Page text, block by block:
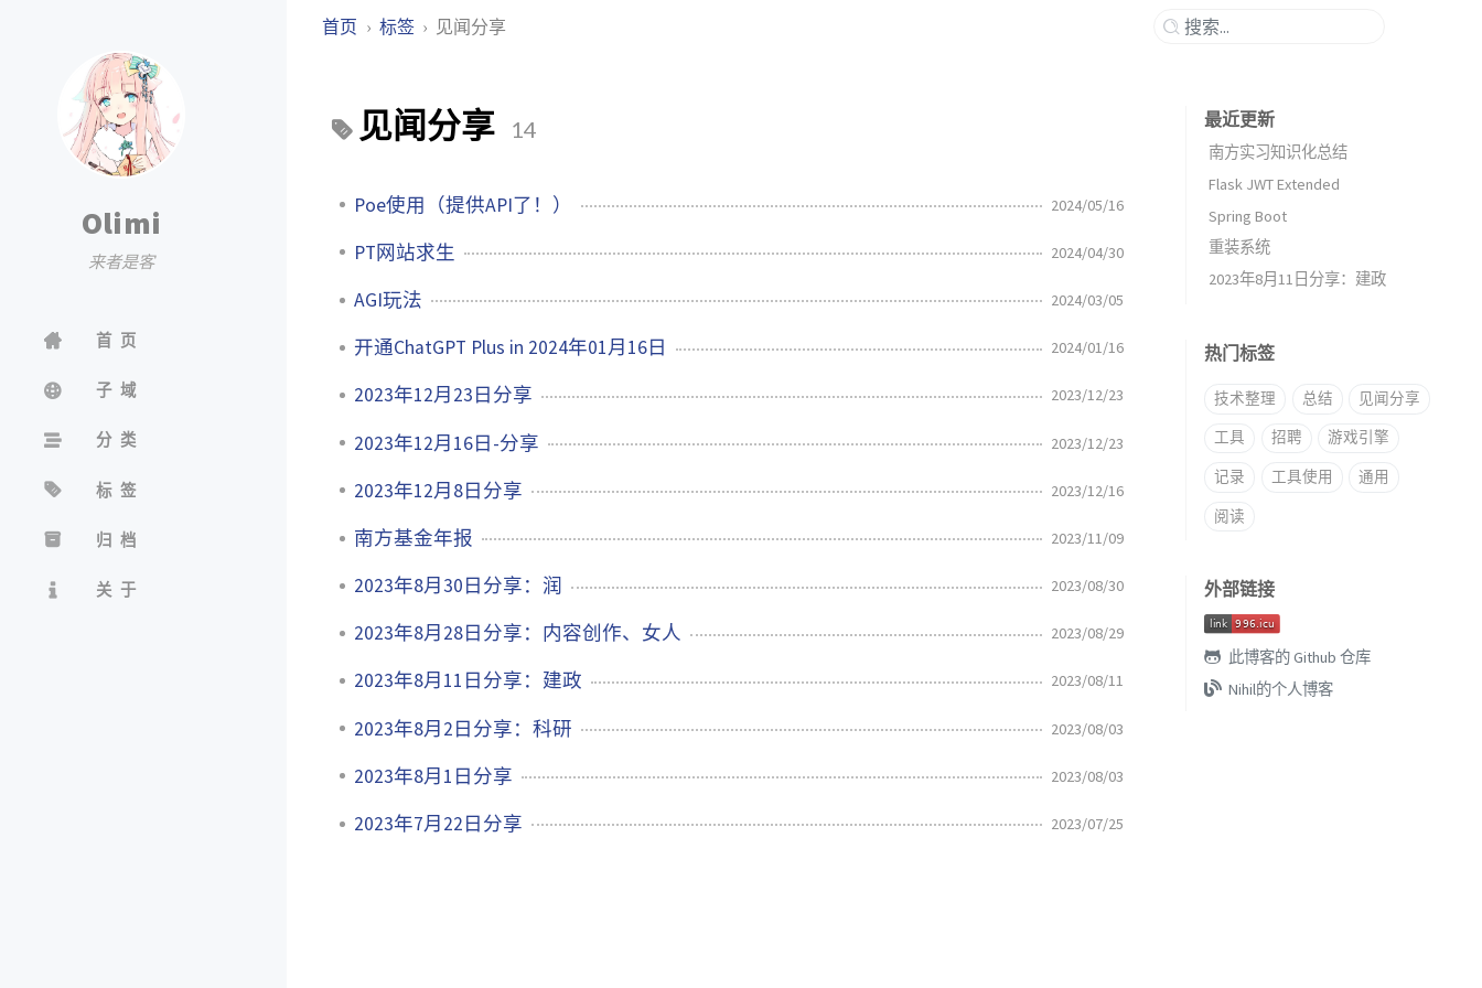
Olimi
来者是客
首页
子域
分类
标签
归档
关于
首页 标签 见闻分享
见闻分享 14
Poe使用（提供API了！） 2024/05/16
PT网站求生 2024/04/30
AGI玩法 2024/03/05
开通ChatGPT Plus in 2024年01月16日 2024/01/16
2023年12月23日分享 2023/12/23
2023年12月16日-分享 2023/12/23
2023年12月8日分享 2023/12/16
南方基金年报 2023/11/09
2023年8月30日分享：润 2023/08/30
2023年8月28日分享：内容创作、女人 2023/08/29
2023年8月11日分享：建政 2023/08/11
2023年8月2日分享：科研 2023/08/03
2023年8月1日分享 2023/08/03
2023年7月22日分享 2023/07/25
最近更新
南方实习知识化总结
Flask JWT Extended
Spring Boot
重装系统
2023年8月11日分享：建政
热门标签
技术整理 总结 见闻分享
工具 招聘 游戏引擎
记录 工具使用 通用
阅读
外部链接
此博客的 Github 仓库
Nihil的个人博客